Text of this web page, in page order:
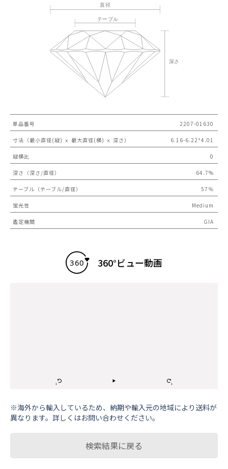
単品番号 2207-01630
寸法（最小直径(縦) ｘ 最大直径(横) ｘ 深さ） 6.16-6.22*4.01
縦横比 0
深さ（深さ/直径） 64.7%
テーブル（テーブル/直径） 57％
蛍光性 Medium
鑑定機関 GIA
360°ビュー動画
※海外から輸⼊しているため、納期や輸⼊元の地域により送料が
異なります。詳しくはお問い合わせください。
検索結果に戻る